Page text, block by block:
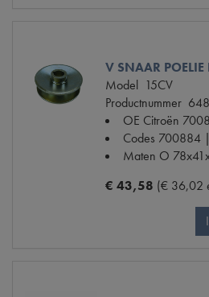
V SNAAR
Model 15CV
Productnummer
OE Citroën
Codes 700884
Maten O
€ 43,58 (€ 36,02